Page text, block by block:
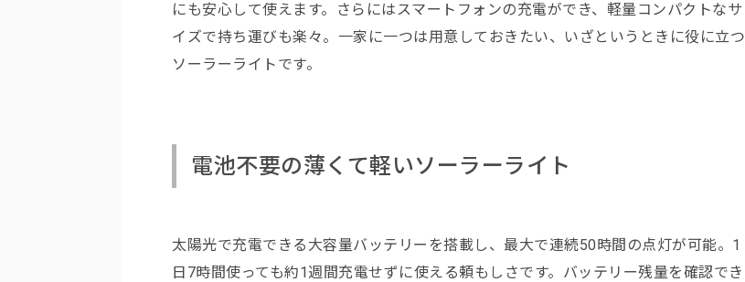
にも安心して使えます。さらにはスマートフォンの充電ができ、軽量コンパクトなサ
イズで持ち運びも楽々。一家に一つは用意しておきたい、いざというときに役に立つ
ソーラーライトです。
電池不要の薄くて軽いソーラーライト
太陽光で充電できる大容量バッテリーを搭載し、最大で連続50時間の点灯が可能。1
日7時間使っても約1週間充電せずに使える頼もしさです。バッテリー残量を確認でき